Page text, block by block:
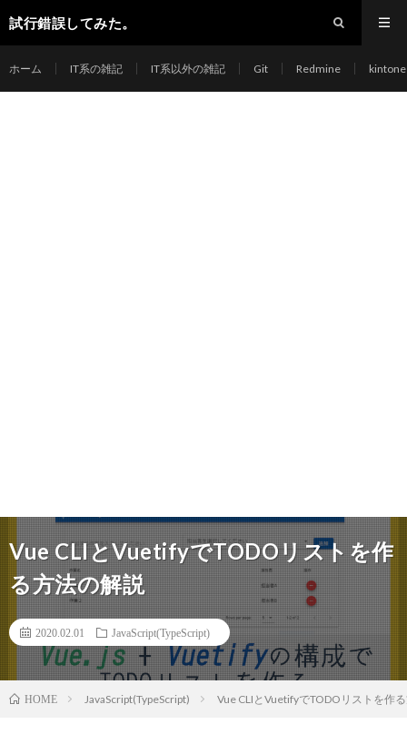
試行錯誤してみた。
ホーム IT系の雑記 IT系以外の雑記 Git Redmine kintone
Vue CLIとVuetifyでTODOリストを作
る方法の解説
2020.02.01 JavaScript(TypeScript)
HOME JavaScript(TypeScript) Vue CLIとVuetifyでTODOリストを作